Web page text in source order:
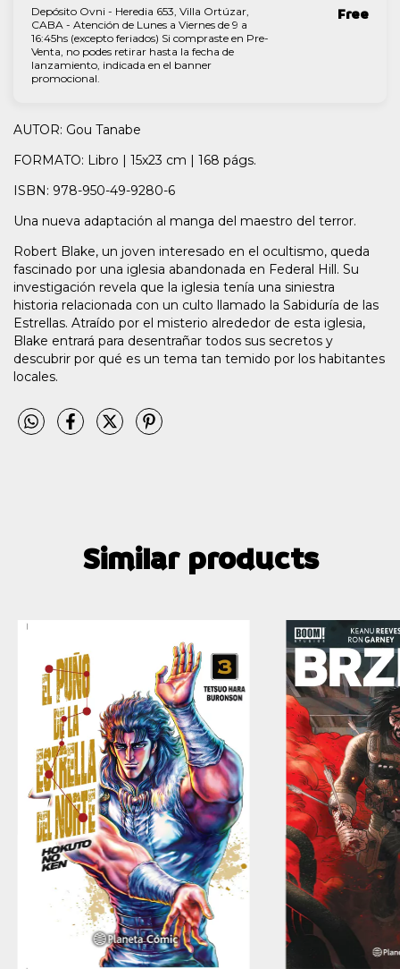
Depósito Ovni - Heredia 653, Villa Ortúzar,
CABA - Atención de Lunes a Viernes de 9 a
16:45hs (excepto feriados) Si compraste en Pre-
Venta, no podes retirar hasta la fecha de
lanzamiento, indicada en el banner
promocional.
Free
AUTOR: Gou Tanabe
FORMATO: Libro | 15x23 cm | 168 págs.
ISBN: 978-950-49-9280-6
Una nueva adaptación al manga del maestro del terror.
Robert Blake, un joven interesado en el ocultismo, queda
fascinado por una iglesia abandonada en Federal Hill. Su
investigación revela que la iglesia tenía una siniestra
historia relacionada con un culto llamado la Sabiduría de las
Estrellas. Atraído por el misterio alrededor de esta iglesia,
Blake entrará para desentrañar todos sus secretos y
descubrir por qué es un tema tan temido por los habitantes
locales.
Similar products